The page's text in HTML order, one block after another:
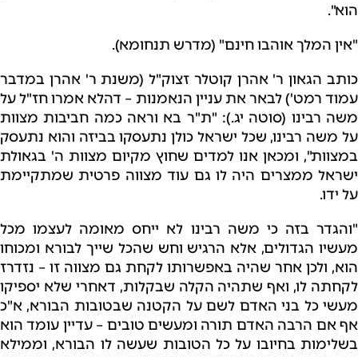
הוא".
"אין המלך אוהבו חינם" (מדרש תנחומא).
כותב הגאון ר' אהרן קוטלר זצוק"ל (משנת ר' אהרן במדבר
עמוד רמט') לבאר את עניין הנאמנות – דהלא אמרו חז"ל על
משה רבינו (סוטה יג.): "ת"ר בא וראה כמה חביבות מצוות
על משה רבינו, שכל ישראל כולן נתעסקו בביזה והוא נתעסק
במצוות", ומכאן אנו למדים שחוץ מקיום מצוות ה' בגאולת
ישראל ממצרים היה לו גם עוד מצווה פרטית שמתקיימת
על ידו.
"והגדר בזה כי משה רבינו לא ייחס מאומה לעצמו מכל
מעשיו הגדולים, אלא הרגיש וחש שהכל שייך לבורא ומכוחו
הוא, ולכן אחר שהיה באפשרותו לקחת גם מצווה זו – נזדרז
לקחתה לו, ואף שתהיה הקלה שבקלות, דאחרי שלא יספיקו
מעשי כל בני האדם לשם על הקטנה שבטובות הבורא, א"כ
אף אם הרבה האדם תורה ומעשים טובים – עדיין עומד הוא
בשלימות בחיובו על כל הטובות שעשה לו הבורא, וממילא